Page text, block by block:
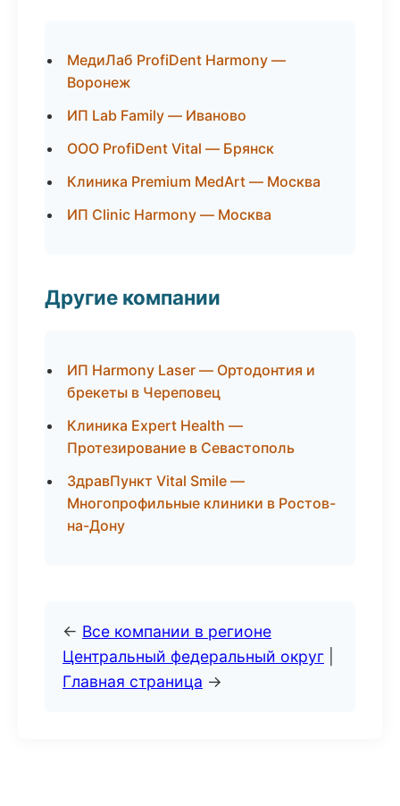
МедиЛаб ProfiDent Harmony —
Воронеж
ИП Lab Family — Иваново
ООО ProfiDent Vital — Брянск
Клиника Premium MedArt — Москва
ИП Clinic Harmony — Москва
Другие компании
ИП Harmony Laser — Ортодонтия и
брекеты в Череповец
Клиника Expert Health —
Протезирование в Севастополь
ЗдравПункт Vital Smile —
Многопрофильные клиники в Ростов-
на-Дону
← Все компании в регионе
Центральный федеральный округ
Главная страница →